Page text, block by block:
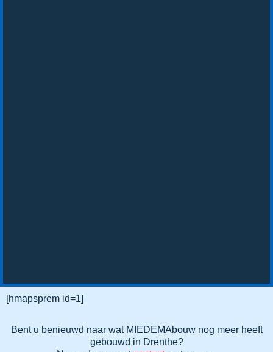
[hmapsprem id=1]
Bent u benieuwd naar wat MIEDEMAbouw nog meer heeft
gebouwd in Drenthe?